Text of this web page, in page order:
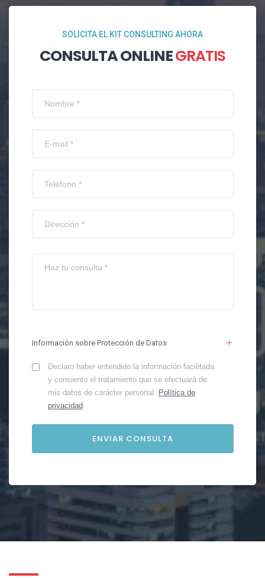
SOLICITA EL KIT CONSULTING AHORA
CONSULTA ONLINEGRATIS
Información sobre Protección de Datos
Declaro haber entendido la información facilitada
y consiento el tratamiento que se efectuará de
mis datos de carácter personal. Política de
privacidad.